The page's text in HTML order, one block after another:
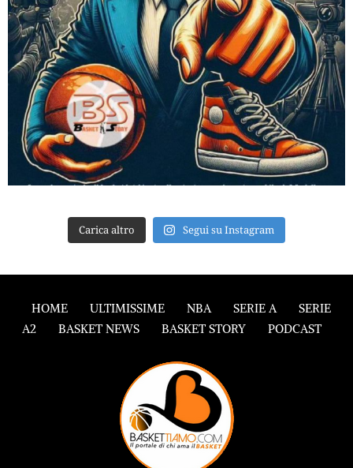
Carica altro Segui su Instagram
HOME ULTIMISSIME NBA SERIE A
SERIE
A2
BASKET NEWS BASKET STORY PODCAST